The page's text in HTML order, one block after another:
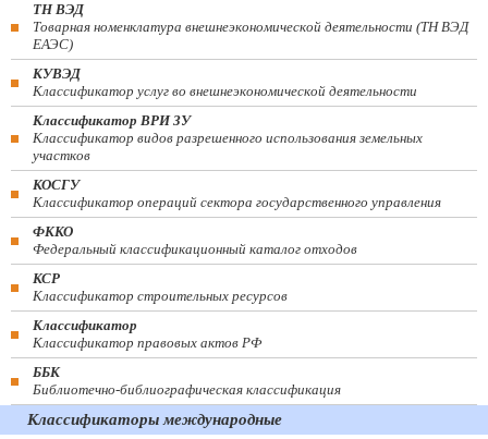
ТН ВЭД
Товарная номенклатура внешнеэкономической деятельности (ТН ВЭД
ЕАЭС)
КУВЭД
Классификатор услуг во внешнеэкономической деятельности
Классификатор ВРИ ЗУ
Классификатор видов разрешенного использования земельных
участков
КОСГУ
Классификатор операций сектора государственного управления
ФККО
Федеральный классификационный каталог отходов
КСР
Классификатор строительных ресурсов
Классификатор
Классификатор правовых актов РФ
ББК
Библиотечно-библиографическая классификация
Классификаторы международные